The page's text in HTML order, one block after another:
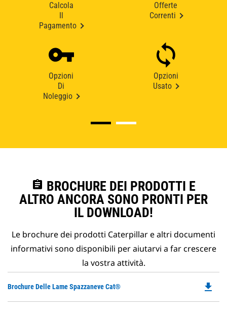
Calcola
Pagamento
Offerte
Correnti
Opzioni
Di
Noleggio
Opzioni
Usato
assignment BROCHURE DEI PRODOTTI E
ALTRO ANCORA SONO PRONTI PER
IL DOWNLOAD!
Le brochure dei prodotti Caterpillar e altri documenti
informativi sono disponibili per aiutarvi a far crescere
la vostra attività.
Brochure Delle Lame Spazzaneve Cat® file_download